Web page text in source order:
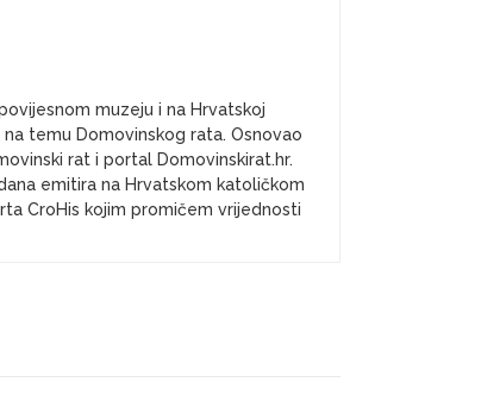
muzeju i na Hrvatskoj
temu Domovinskog rata. Osnovao
rat i portal Domovinskirat.hr.
emitira na Hrvatskom katoličkom
CroHis kojim promičem vrijednosti